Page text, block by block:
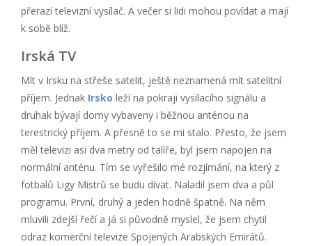
přerazí televizní vysílač. A večer si lidi mohou povídat a mají
k sobě blíž.
Irská TV
Mít v Irsku na střeše satelit, ještě neznamená mít satelitní
příjem. Jednak Irsko leží na pokraji vysílacího signálu a
druhak bývají domy vybaveny i běžnou anténou na
terestrický příjem. A přesně to se mi stalo. Přesto, že jsem
měl televizi asi dva metry od talíře, byl jsem napojen na
normální anténu. Tím se vyřešilo mé rozjímání, na který z
fotbalů Ligy Mistrů se budu dívat. Naladil jsem dva a půl
programu. První, druhý a jeden hodně špatně. Na něm
mluvili zdejší řečí a já si původně myslel, že jsem chytil
odraz komerční televize Spojených Arabských Emirátů.